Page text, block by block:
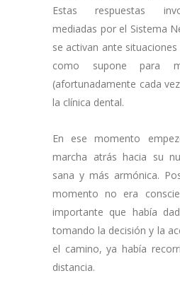
Estas respuestas
mediadas por el Sistema
se activan ante
como supone para
(afortunadamente cada
la clínica dental.
En ese momento
marcha atrás hacia su
sana y más armónica.
momento no era
importante que había
tomando la decisión y la
el camino, ya había
distancia.